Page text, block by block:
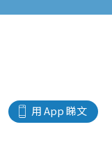
用 App 睇文